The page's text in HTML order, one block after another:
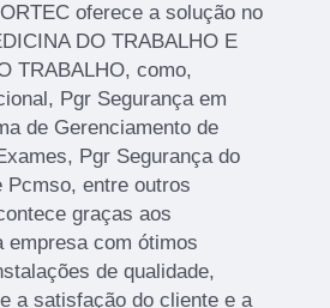
oferece a solução no
DO TRABALHO E
TRABALHO, como,
Pgr Segurança em
de Gerenciamento de
Pgr Segurança do
Pcmso, entre outros
graças aos
empresa com ótimos
de qualidade,
a satisfação do cliente e a